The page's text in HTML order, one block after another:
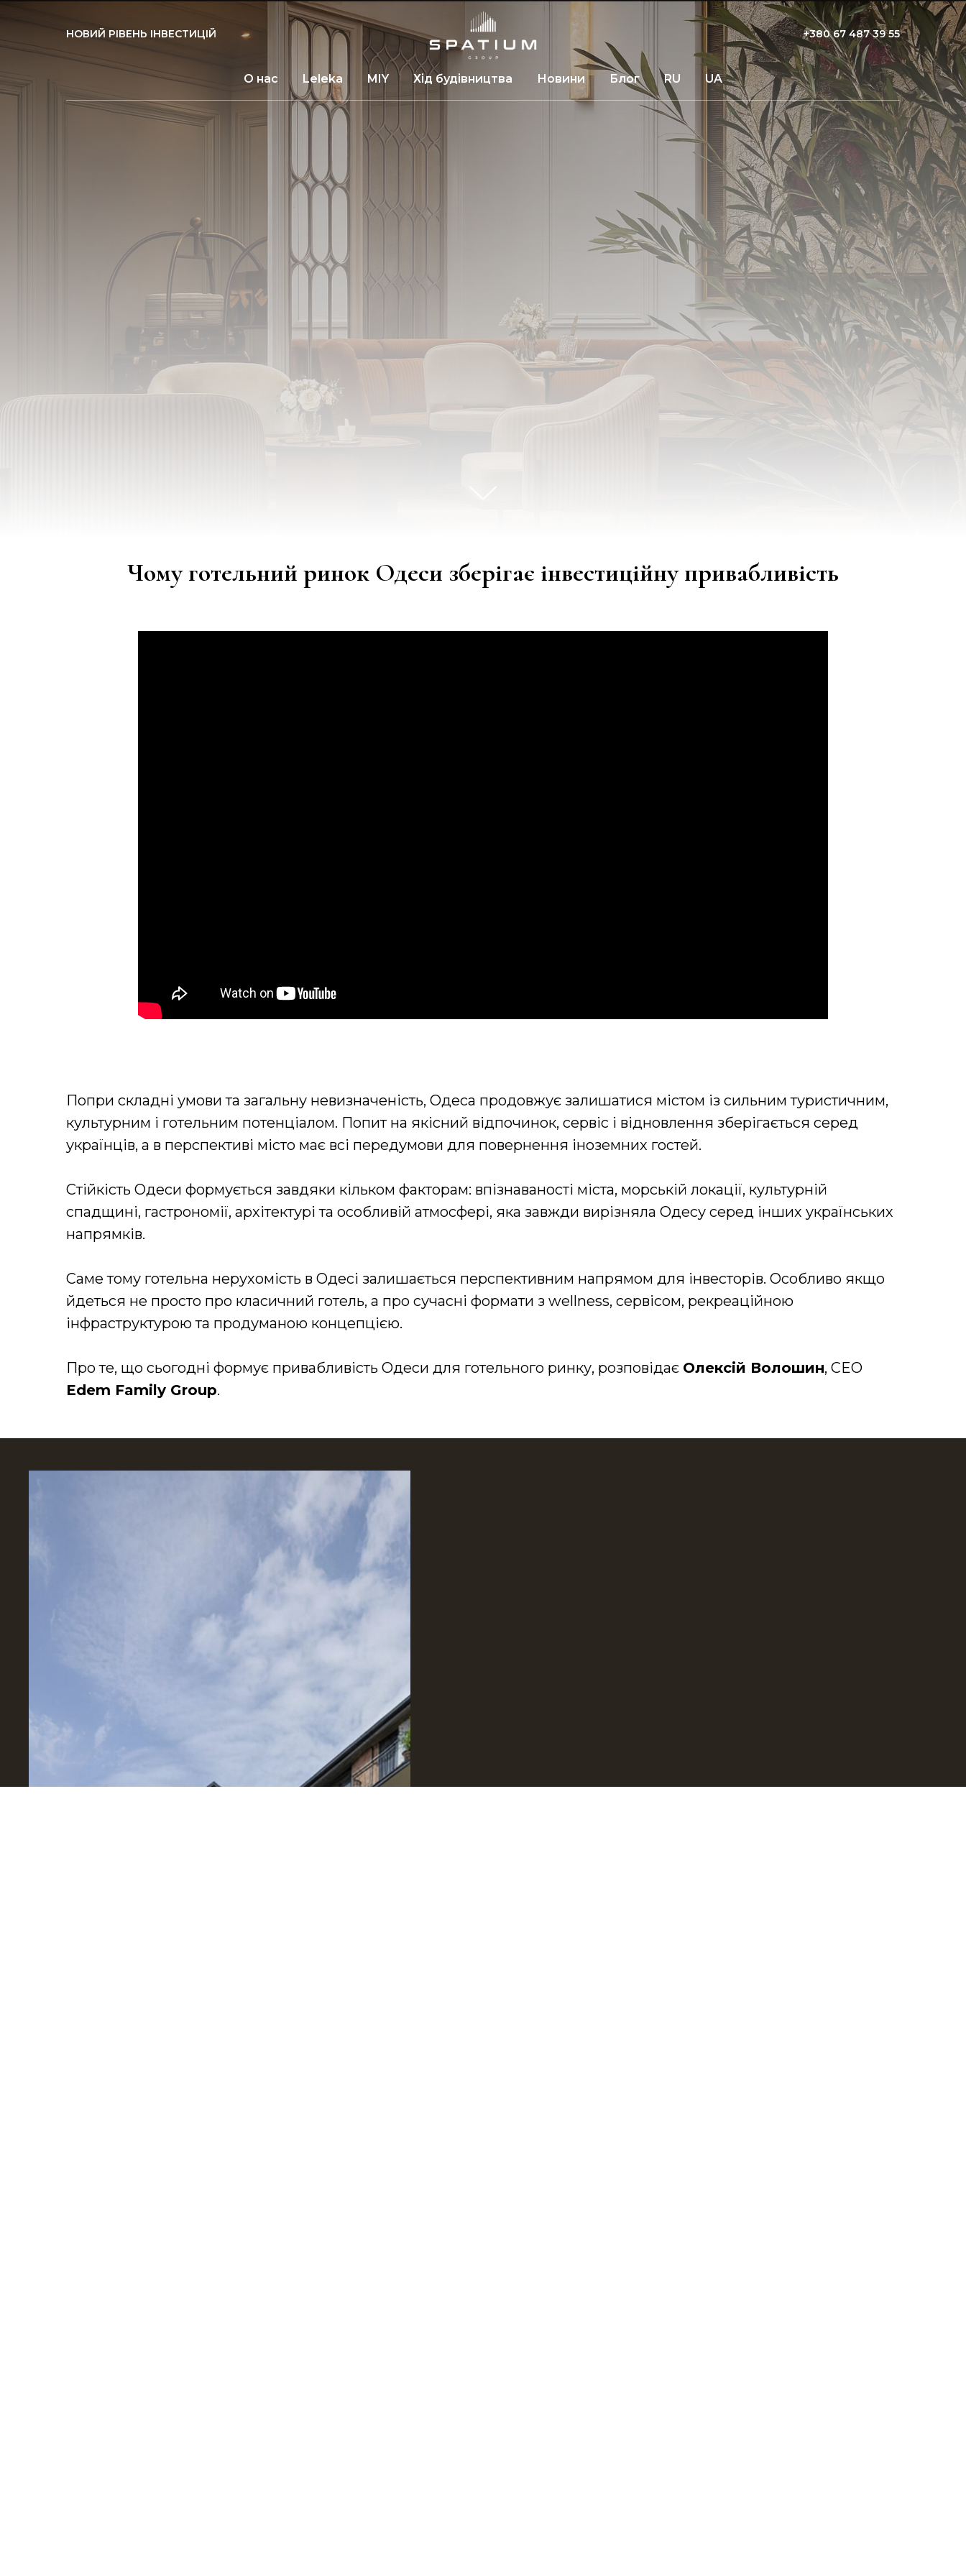
НОВИЙ РІВЕНЬ ІНВЕСТИЦІЙ +380 67 487 39 55
О нас Leleka MIY Хід будівництва Новини Блог RU UA
Чому готельний ринок Одеси зберігає інвестиційну привабливість
Попри складні умови та загальну невизначеність, Одеса продовжує залишатися містом із сильним туристичним,
культурним і готельним потенціалом. Попит на якісний відпочинок, сервіс і відновлення зберігається серед
українців, а в перспективі місто має всі передумови для повернення іноземних гостей.
Стійкість Одеси формується завдяки кільком факторам: впізнаваності міста, морській локації, культурній
спадщині, гастрономії, архітектурі та особливій атмосфері, яка завжди вирізняла Одесу серед інших українських
напрямків.
Саме тому готельна нерухомість в Одесі залишається перспективним напрямом для інвесторів. Особливо якщо
йдеться не просто про класичний готель, а про сучасні формати з wellness, сервісом, рекреаційною
інфраструктурою та продуманою концепцією.
Про те, що сьогодні формує привабливість Одеси для готельного ринку, розповідає Олексій Волошин, CEO
Edem Family Group.